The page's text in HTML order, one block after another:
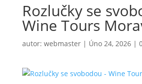
Rozlučky se
Wine Tours
autor: webmaster| Úno 24, 2026|